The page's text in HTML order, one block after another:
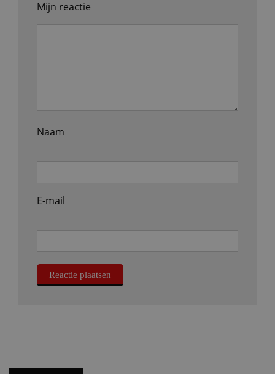
Mijn reactie
Naam
E-mail